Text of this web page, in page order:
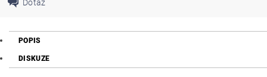
Dotaz
POPIS
DISKUZE